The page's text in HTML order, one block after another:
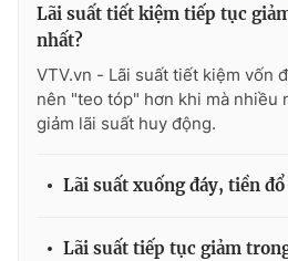
Lãi suất tiết kiệm tiếp tục
nhất?
VTV.vn - Lãi suất tiết kiệm vốn
nên "teo tóp" hơn khi mà nhiều
giảm lãi suất huy động.
Lãi suất xuống đáy, tiền đổ
Lãi suất tiếp tục giảm